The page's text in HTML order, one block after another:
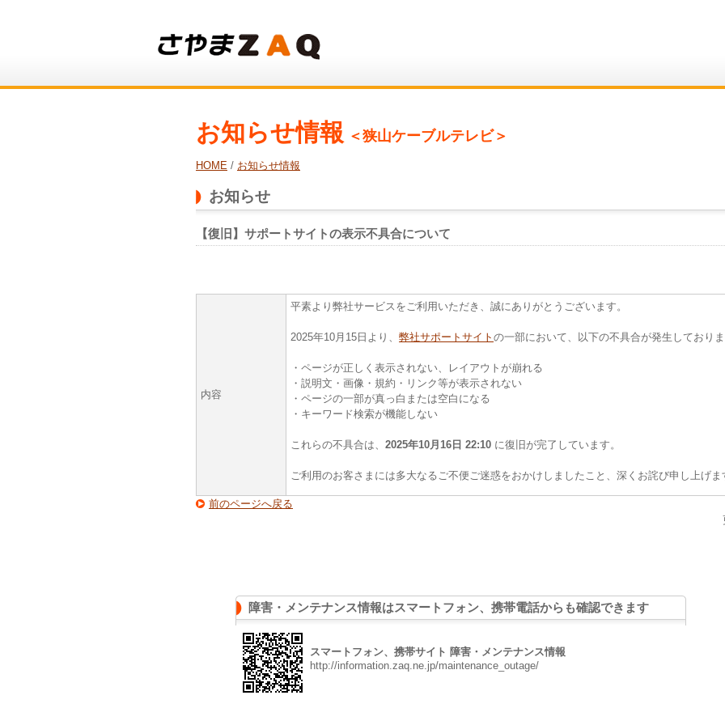
お知らせ情報 ＜狭山ケーブルテレビ＞
HOME / お知らせ情報
お知らせ
【復旧】サポートサイトの表示不具合について
内容
平素より弊社サービスをご利用いただき、誠にありがとうございます。
2025年10月15日より、 弊社サポートサイト の一部において、以下の不具合が発生しておりま
・ページが正しく表示されない、レイアウトが崩れる
・説明文・画像・規約・リンク等が表示されない
・ページの一部が真っ白または空白になる
・キーワード検索が機能しない
これらの不具合は、 2025年10月16日 22:10 に復旧が完了しています。
ご利用のお客さまには多大なるご不便ご迷惑をおかけしましたこと、深くお詫び申し上げま
前のページへ戻る
障害・メンテナンス情報はスマートフォン、携帯電話からも確認できます
スマートフォン、携帯サイト 障害・メンテナンス情報
http://information.zaq.ne.jp/maintenance_outage/